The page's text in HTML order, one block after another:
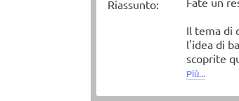
Riassunto:
Il tema di
l'idea di
scoprite
Più...